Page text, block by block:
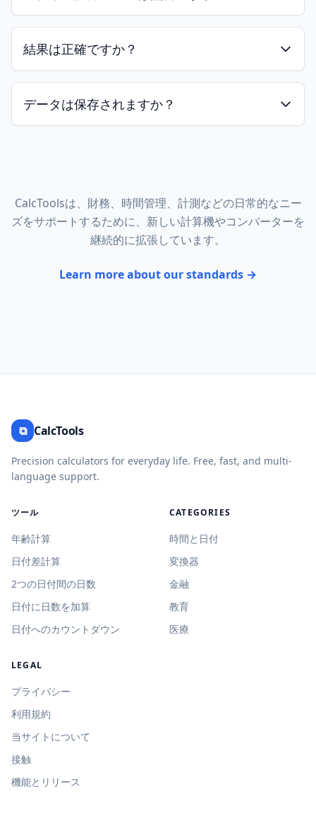
結果は正確ですか？
データは保存されますか？
CalcToolsは、財務、時間管理、計測などの日常的なニー
ズをサポートするために、新しい計算機やコンバーターを
継続的に拡張しています。
Learn more about our standards →
⧉ CalcTools
Precision calculators for everyday life. Free, fast, and multi-
language support.
ツール
年齢計算
日付差計算
2つの日付間の日数
日付に日数を加算
日付へのカウントダウン
CATEGORIES
時間と日付
変換器
金融
教育
医療
LEGAL
プライバシー
利用規約
当サイトについて
接触
機能とリリース